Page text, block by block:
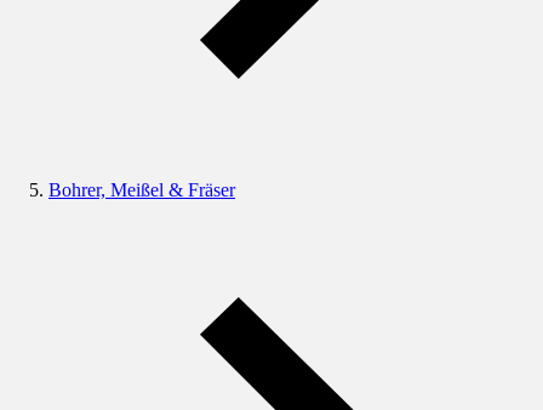
Bohrer, Meißel & Fräser